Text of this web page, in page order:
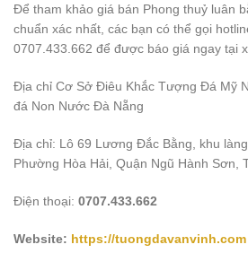
Để tham khảo giá bán Phong thuỷ luân
chuẩn xác nhất, các bạn có thể gọi
0707.433.662 để được báo giá ngay tại
Địa chỉ Cơ Sở Điêu Khắc Tượng Đá Mỹ
đá Non Nước Đà Nẵng
Địa chỉ: Lô 69 Lương Đắc Bằng, khu
Phường Hòa Hải, Quận Ngũ Hành Sơn,
Điện thoại: 0707.433.662
Website: https://tuongdavanvinh.com